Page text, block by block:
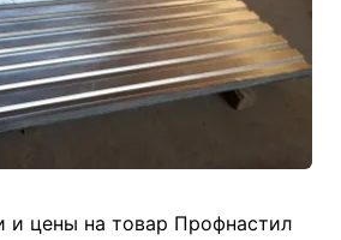
и цены на товар Профнастил